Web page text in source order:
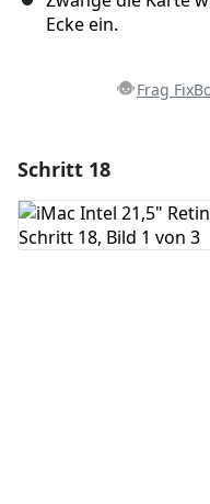
Ecke ein.
Frag
Kommentar
Schritt 18